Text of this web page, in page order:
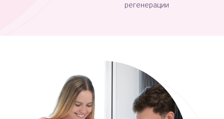
регенерации